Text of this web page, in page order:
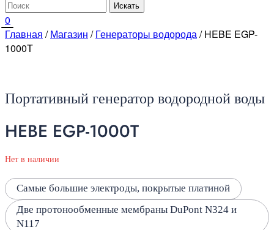
0
Главная /Магазин /Генераторы водорода/ HEBE EGP-
1000T
Портативный генератор водородной воды
HEBE EGP-1000T
Нет в наличии
Самые большие электроды, покрытые платиной
Две протонообменные мембраны DuPont N324 и
N117